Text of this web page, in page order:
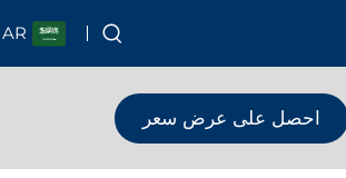
AR
احصل على عرض سعر